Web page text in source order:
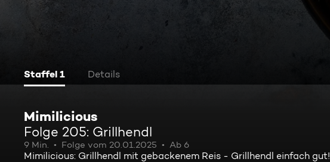
Staffel 1 Details
Mimilicious
Folge 205: Grillhendl
9 Min. Folge vom 20.01.2025 Ab 6
Mimilicious: Grillhendl mit gebackenem Reis - Grillhendl einfach gut!